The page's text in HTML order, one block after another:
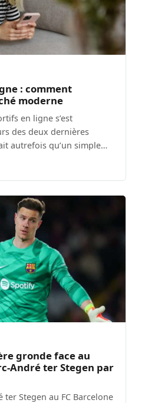
: comment
moderne
en ligne s’est
des deux dernières
autrefois qu’un simple…
gronde face au
André ter Stegen par
ter Stegen au FC Barcelone